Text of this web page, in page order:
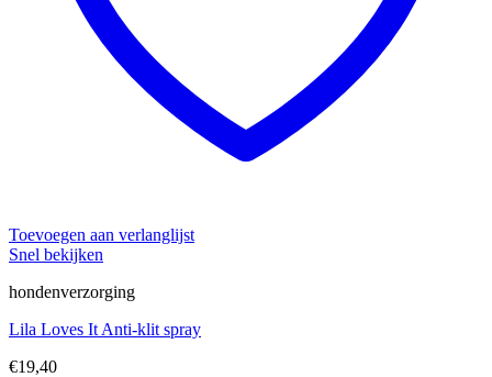
Toevoegen aan verlanglijst
Snel bekijken
hondenverzorging
Lila Loves It Anti-klit spray
€19,40